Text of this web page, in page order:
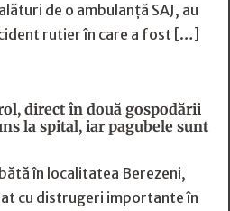
de o ambulanță SAJ, au
rutier în care a fost […]
direct în două gospodării
la spital, iar pagubele sunt
în localitatea Berezeni,
cu distrugeri importante în